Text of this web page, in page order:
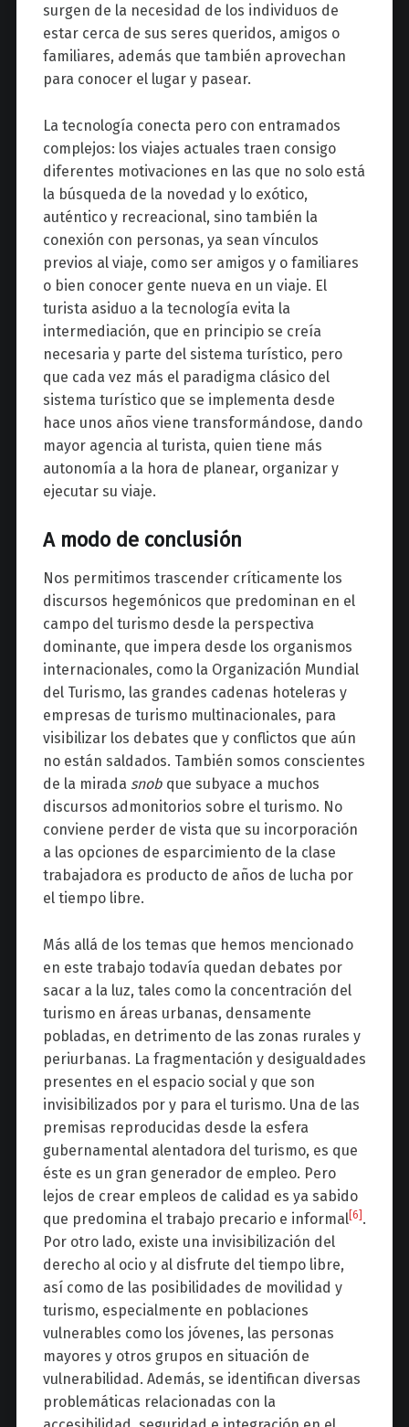
surgen de la necesidad de los individuos de
estar cerca de sus seres queridos, amigos o
familiares, además que también aprovechan
para conocer el lugar y pasear.
La tecnología conecta pero con entramados
complejos: los viajes actuales traen consigo
diferentes motivaciones en las que no solo está
la búsqueda de la novedad y lo exótico,
auténtico y recreacional, sino también la
conexión con personas, ya sean vínculos
previos al viaje, como ser amigos y o familiares
o bien conocer gente nueva en un viaje. El
turista asiduo a la tecnología evita la
intermediación, que en principio se creía
necesaria y parte del sistema turístico, pero
que cada vez más el paradigma clásico del
sistema turístico que se implementa desde
hace unos años viene transformándose, dando
mayor agencia al turista, quien tiene más
autonomía a la hora de planear, organizar y
ejecutar su viaje.
A modo de conclusión
Nos permitimos trascender críticamente los
discursos hegemónicos que predominan en el
campo del turismo desde la perspectiva
dominante, que impera desde los organismos
internacionales, como la Organización Mundial
del Turismo, las grandes cadenas hoteleras y
empresas de turismo multinacionales, para
visibilizar los debates que y conflictos que aún
no están saldados. También somos conscientes
de la mirada snobque subyace a muchos
discursos admonitorios sobre el turismo. No
conviene perder de vista que su incorporación
a las opciones de esparcimiento de la clase
trabajadora es producto de años de lucha por
el tiempo libre.
Más allá de los temas que hemos mencionado
en este trabajo todavía quedan debates por
sacar a la luz, tales como la concentración del
turismo en áreas urbanas, densamente
pobladas, en detrimento de las zonas rurales y
periurbanas. La fragmentación y desigualdades
presentes en el espacio social y que son
invisibilizados por y para el turismo. Una de las
premisas reproducidas desde la esfera
gubernamental alentadora del turismo, es que
éste es un gran generador de empleo. Pero
lejos de crear empleos de calidad es ya sabido
que predomina el trabajo precario e informal[6] .
Por otro lado, existe una invisibilización del
derecho al ocio y al disfrute del tiempo libre,
así como de las posibilidades de movilidad y
turismo, especialmente en poblaciones
vulnerables como los jóvenes, las personas
mayores y otros grupos en situación de
vulnerabilidad. Además, se identifican diversas
problemáticas relacionadas con la